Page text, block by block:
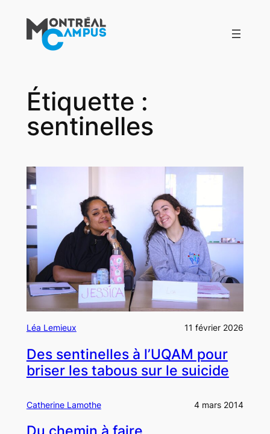
contenu
Étiquette :
sentinelles
Léa Lemieux 11 février 2026
Des sentinelles à l’UQAM pour
briser les tabous sur le suicide
Catherine Lamothe 4 mars 2014